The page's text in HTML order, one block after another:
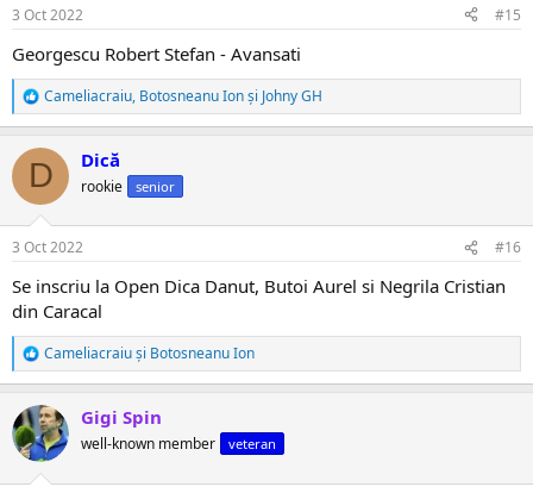
3 Oct 2022 #15
Georgescu Robert Stefan - Avansati
R
e
c
i
Cameliacraiu, Botosneanu Ionși Johny GH
D Dică
rookie senior
3 Oct 2022 #16
Se inscriu la Open Dica Danut, Butoi Aurel si Negrila Cristian
din Caracal
R
e
c
ț
i
Cameliacraiuși Botosneanu Ion
Gigi Spin
well-known member veteran